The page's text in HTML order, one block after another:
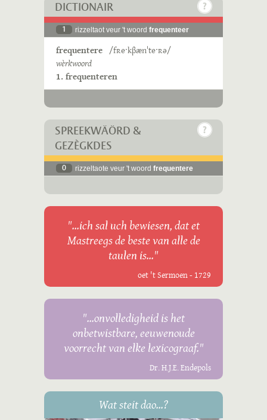
DICTIONAIR
1 rizzeltaot veur 't woord frequenteer
frequentere /fʀeˑkβænˈteˑʀə/
wèrkwoord
1. frequenteren
SPREEKWÄÖRD &
GEZÈGKDES
0 rizzeltaote veur 't woord frequentere
"...ich sal uch bewiesen, dat et
Mastreegs de beste van alle de
taulen is..."
oet 't Sermoen - 1729
"...onvolledigheid is het
onbetwistbare, eeuwenoude
voorrecht van elke lexicograaf."
Dr. H.J.E. Endepols
Wat steit dao...?